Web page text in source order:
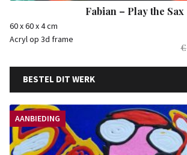
Fabian – Play the Sax
60 x 60 x 4 cm
Acryl op 3d frame
€
BESTEL DIT WERK
AANBIEDING